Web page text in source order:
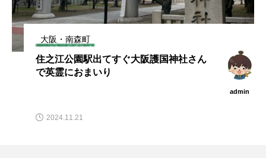
大阪・南森町
住之江公園駅出てすぐ大阪護国神社さん
で英霊におまいり
admin
2024.11.21